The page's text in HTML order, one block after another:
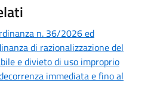
n. 36/2026 ed
di razionalizzazione del
e divieto di uso improprio
immediata e fino al